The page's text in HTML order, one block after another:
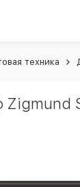
техника